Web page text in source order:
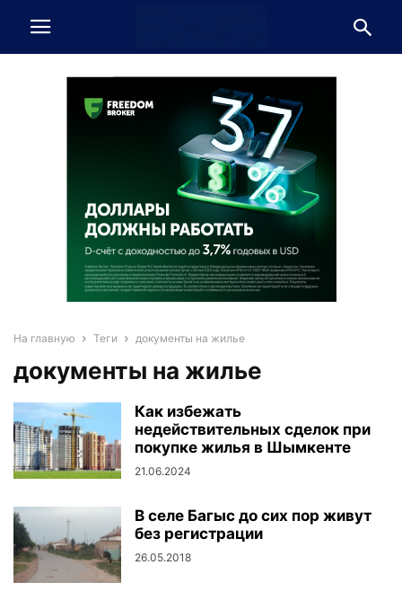
На главную Теги документы на жилье
документы на жилье
Как избежать
недействительных сделок при
покупке жилья в Шымкенте
21.06.2024
В селе Багыс до сих пор живут
без регистрации
26.05.2018